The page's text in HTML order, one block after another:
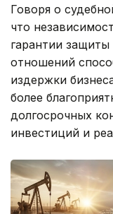
Говоря о
что
гарантии
отношений
издержки
более
долгосрочных
инвестиций и